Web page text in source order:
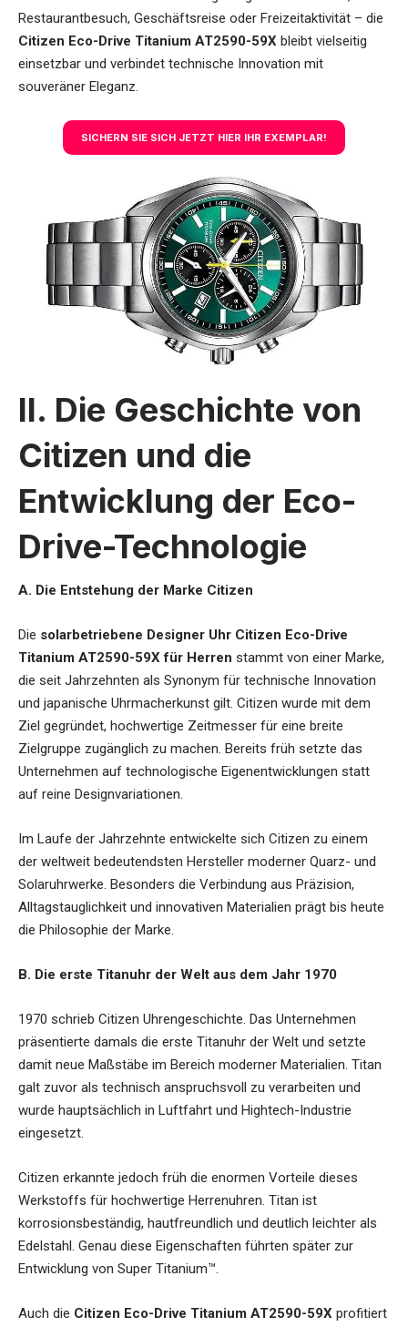
Restaurantbesuch, Geschäftsreise oder Freizeitaktivität – die
Citizen Eco-Drive Titanium AT2590-59X bleibt vielseitig
einsetzbar und verbindet technische Innovation mit
souveräner Eleganz.
SICHERN SIE SICH JETZT HIER IHR EXEMPLAR!
II. Die Geschichte von
Citizen und die
Entwicklung der Eco-
Drive-Technologie
A. Die Entstehung der Marke Citizen
Die solarbetriebene Designer Uhr Citizen Eco-Drive
Titanium AT2590-59X für Herren stammt von einer Marke,
die seit Jahrzehnten als Synonym für technische Innovation
und japanische Uhrmacherkunst gilt. Citizen wurde mit dem
Ziel gegründet, hochwertige Zeitmesser für eine breite
Zielgruppe zugänglich zu machen. Bereits früh setzte das
Unternehmen auf technologische Eigenentwicklungen statt
auf reine Designvariationen.
Im Laufe der Jahrzehnte entwickelte sich Citizen zu einem
der weltweit bedeutendsten Hersteller moderner Quarz- und
Solaruhrwerke. Besonders die Verbindung aus Präzision,
Alltagstauglichkeit und innovativen Materialien prägt bis heute
die Philosophie der Marke.
B. Die erste Titanuhr der Welt aus dem Jahr 1970
1970 schrieb Citizen Uhrengeschichte. Das Unternehmen
präsentierte damals die erste Titanuhr der Welt und setzte
damit neue Maßstäbe im Bereich moderner Materialien. Titan
galt zuvor als technisch anspruchsvoll zu verarbeiten und
wurde hauptsächlich in Luftfahrt und Hightech-Industrie
eingesetzt.
Citizen erkannte jedoch früh die enormen Vorteile dieses
Werkstoffs für hochwertige Herrenuhren. Titan ist
korrosionsbeständig, hautfreundlich und deutlich leichter als
Edelstahl. Genau diese Eigenschaften führten später zur
Entwicklung von Super Titanium™.
Auch die Citizen Eco-Drive Titanium AT2590-59X profitiert